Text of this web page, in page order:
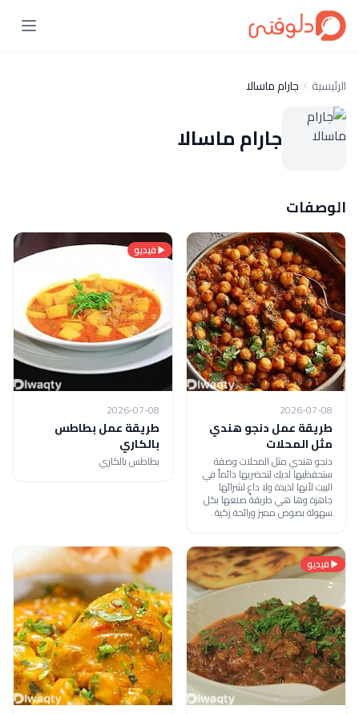
الرئيسية جارام ماسالا
جارام ماسالا
الوصفات
2026-07-08
طريقة عمل دنجو هندي
مثل المحلات
دنجو هندي مثل المحلات وصفة
ستحفظيها لديك لتحضريها دائماً في
البيت لأنها لذيذة ولا داعٍ لشرائها
جاهزة وها هي طريقة صنعها بكل
سهولة بصوص مميز ورائحة زكية .
فيديو
2026-07-08
طريقة عمل بطاطس
بالكاري
بطاطس بالكاري
فيديو